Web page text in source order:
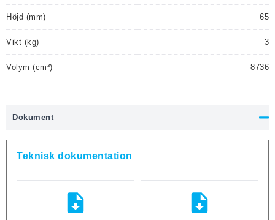
Höjd (mm) 65
Vikt (kg) 3
Volym (cm³) 8736
Dokument
Teknisk dokumentation